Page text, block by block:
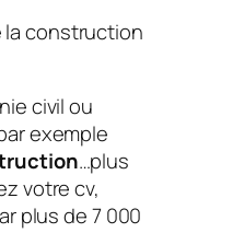
civil ou
exemple
…plus
votre cv,
plus de 7 000